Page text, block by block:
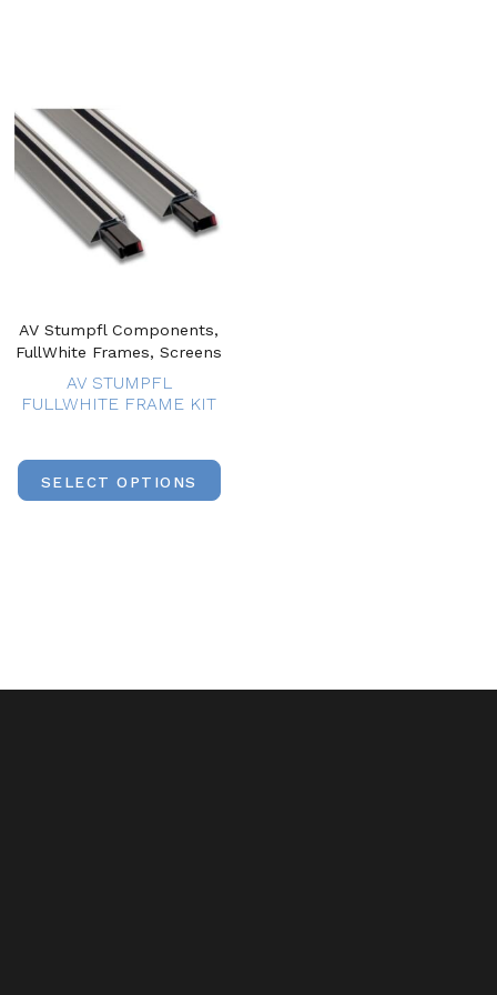
AV Stumpfl Components,
FullWhite Frames, Screens
AV STUMPFL
FULLWHITE FRAME KIT
SELECT OPTIONS